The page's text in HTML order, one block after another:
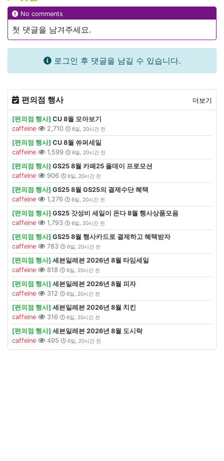
No comments
첫 댓글을 남겨주세요.
로그인 후 댓글을 남길 수 있습니다.
편의점 행사 더보기
[편의점 행사] CU 8월 모아보기
caffeine
2,710 6일, 20시간 전
[편의점 행사] CU 8월 쓔퍼세일
caffeine
1,599 6일, 20시간 전
[편의점 행사] GS25 8월 카페25 올데이 프로모션
caffeine
906 6일, 20시간 전
[편의점 행사] GS25 8월 GS25의 결제수단 혜택
caffeine
1,276 6일, 20시간 전
[편의점 행사] GS25 갓성비 세일이 온다 8월 행사상품모음
caffeine
1,793 6일, 20시간 전
[편의점 행사] GS25 8월 행사카드로 결제하고 혜택받자
caffeine
783 6일, 20시간 전
[편의점 행사] 세븐일레븐 2026년 8월 타임세일
caffeine
818 6일, 20시간 전
[편의점 행사] 세븐일레븐 2026년 8월 피자
caffeine
312 6일, 20시간 전
[편의점 행사] 세븐일레븐 2026년 8월 치킨
caffeine
316 6일, 20시간 전
[편의점 행사] 세븐일레븐 2026년 8월 도시락
caffeine
495 6일, 20시간 전